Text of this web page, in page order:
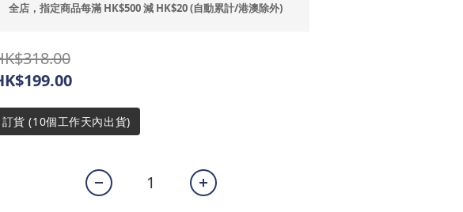
全店，指定商品每滿 HK$500 減 HK$20 (自動累計/港澳除外)
訂貨 (10個工作天內出貨)